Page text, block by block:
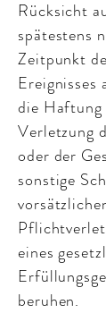
Rücksicht
spätestens
Zeitpunkt
die Haftung
Verletzung
oder der
sonstige
eines
beruhen.